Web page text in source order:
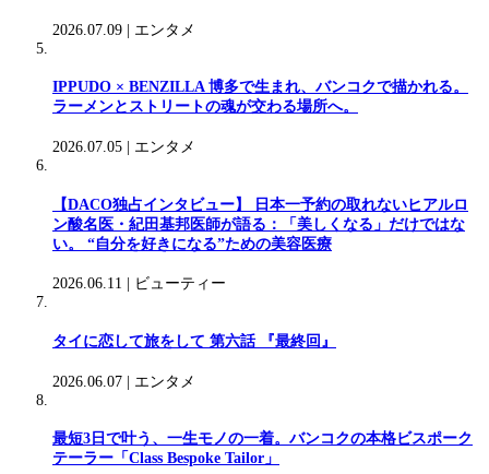
2026.07.09 エンタメ
IPPUDO × BENZILLA 博多で生まれ、バンコクで描かれる。
ラーメンとストリートの魂が交わる場所へ。
2026.07.05 エンタメ
【DACO独占インタビュー】 日本一予約の取れないヒアルロ
ン酸名医・紀田基邦医師が語る：「美しくなる」だけではな
い。 “自分を好きになる”ための美容医療
2026.06.11 ビューティー
タイに恋して旅をして 第六話 『最終回』
2026.06.07 | エンタメ
最短3日で叶う、一生モノの一着。バンコクの本格ビスポーク
テーラー「Class Bespoke Tailor」